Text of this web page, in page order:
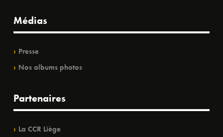
Médias
Presse
Nos albums photos
Partenaires
La CCR Liège